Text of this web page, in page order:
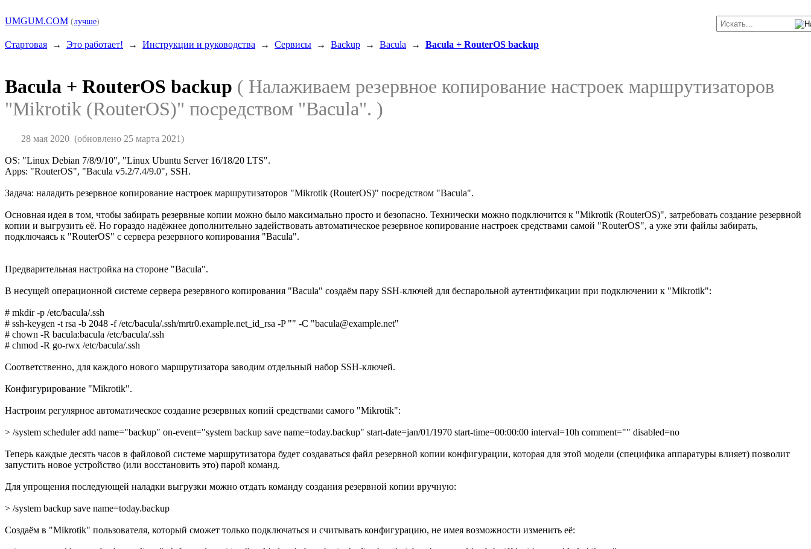
UMGUM.COM (лучше)
Стартовая → Это работает! → Инструкции и руководства → Сервисы → Backup → Bacula → Bacula + RouterOS backup
Bacula + RouterOS backup ( Налаживаем резервное копирование настроек маршрутизаторов
"Mikrotik (RouterOS)" посредством "Bacula". )
28 мая 2020(обновлено 25 марта 2021)
OS: "Linux Debian 7/8/9/10", "Linux Ubuntu Server 16/18/20 LTS".
Apps: "RouterOS", "Bacula v5.2/7.4/9.0", SSH.
Задача: наладить резервное копирование настроек маршрутизаторов "Mikrotik (RouterOS)" посредством "Bacula".
Основная идея в том, чтобы забирать резервные копии можно было максимально просто и безопасно. Технически можно подключится к "Mikrotik (RouterOS)", затребовать создание резервной
копии и выгрузить её. Но гораздо надёжнее дополнительно задействовать автоматическое резервное копирование настроек средствами самой "RouterOS", а уже эти файлы забирать,
подключаясь к "RouterOS" с сервера резервного копирования "Bacula".
Предварительная настройка на стороне "Bacula".
В несущей операционной системе сервера резервного копирования "Bacula" создаём пару SSH-ключей для беспарольной аутентификации при подключении к "Mikrotik":
# mkdir -p /etc/bacula/.ssh
# ssh-keygen -t rsa -b 2048 -f /etc/bacula/.ssh/mrtr0.example.net_id_rsa -P "" -C "bacula@example.net"
# chown -R bacula:bacula /etc/bacula/.ssh
# chmod -R go-rwx /etc/bacula/.ssh
Соответственно, для каждого нового маршрутизатора заводим отдельный набор SSH-ключей.
Конфигурирование "Mikrotik".
Настроим регулярное автоматическое создание резервных копий средствами самого "Mikrotik":
> /system scheduler add name="backup" on-event="system backup save name=today.backup" start-date=jan/01/1970 start-time=00:00:00 interval=10h comment="" disabled=no
Теперь каждые десять часов в файловой системе маршрутизатора будет создаваться файл резервной копии конфигурации, которая для этой модели (специфика аппаратуры влияет) позволит
запустить новое устройство (или восстановить это) парой команд.
Для упрощения последующей наладки выгрузки можно отдать команду создания резервной копии вручную:
> /system backup save name=today.backup
Создаём в "Mikrotik" пользователя, который сможет только подключаться и считывать конфигурацию, не имея возможности изменить её: